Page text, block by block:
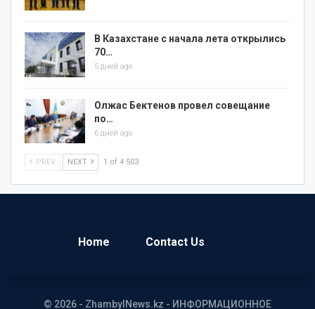
В Казахстане с начала лета открылись
70…
5 дней ago
Олжас Бектенов провел совещание
по…
6 дней ago
PREV NEXT 1 of 4 503
Home Contact Us
© 2026 - ZhambylNews.kz - ИНФОРМАЦИОННОЕ